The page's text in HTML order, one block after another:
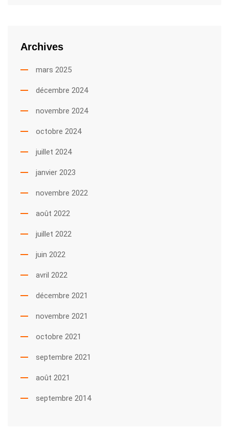
Archives
mars 2025
décembre 2024
novembre 2024
octobre 2024
juillet 2024
janvier 2023
novembre 2022
août 2022
juillet 2022
juin 2022
avril 2022
décembre 2021
novembre 2021
octobre 2021
septembre 2021
août 2021
septembre 2014